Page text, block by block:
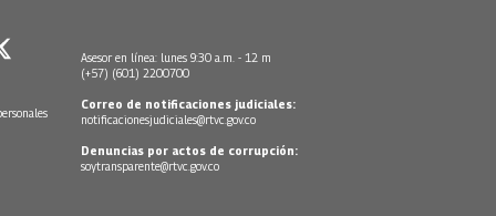
Asesor en línea: lunes 9:30 a.m. - 12 m
(+57) (601) 2200700
Correo de notificaciones judiciales:
notificacionesjudiciales@rtvc.gov.co
Denuncias por actos de corrupción:
soytransparente@rtvc.gov.co